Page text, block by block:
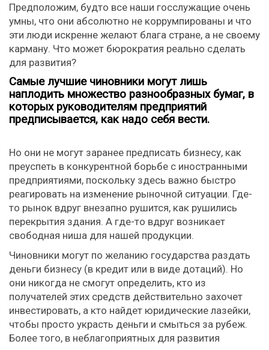
Предположим, будто все наши госслужащие очень
умны, что они абсолютно не коррумпированы и что
эти люди искренне желают блага стране, а не своему
карману. Что может бюрократия реально сделать
для развития?
Самые лучшие чиновники могут лишь
наплодить множество разнообразных бумаг, в
которых руководителям предприятий
предписывается, как надо себя вести.
Но они не могут заранее предписать бизнесу, как
преуспеть в конкурентной борьбе с иностранными
предприятиями, поскольку здесь важно быстро
реагировать на изменение рыночной ситуации. Где-
то рынок вдруг внезапно рушится, как рушились
перекрытия здания. А где-то вдруг возникает
свободная ниша для нашей продукции.
Чиновники могут по желанию государства раздать
деньги бизнесу (в кредит или в виде дотаций). Но
они никогда не смогут определить, кто из
получателей этих средств действительно захочет
инвестировать, а кто найдет юридические лазейки,
чтобы просто украсть деньги и смыться за рубеж.
Более того, в неблагоприятных для развития